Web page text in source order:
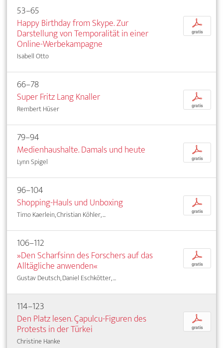
53–65
Happy Birthday from Skype. Zur
Darstellung von Temporalität in einer
Online-Werbekampagne
Isabell Otto
p
gratis
66–78
Super Fritz Lang Knaller
Rembert Hüser
p
gratis
79–94
Medienhaushalte. Damals und heute
Lynn Spigel
p
gratis
96–104
Shopping-Hauls und Unboxing
Timo Kaerlein, Christian Köhler, ...
p
gratis
106–112
»Den Scharfsinn des Forschers auf das
Alltägliche anwenden«
Gustav Deutsch, Daniel Eschkötter, ...
p
gratis
114–123
Den Platz lesen. Çapulcu-Figuren des
Protests in der Türkei
Christine Hanke
p
gratis